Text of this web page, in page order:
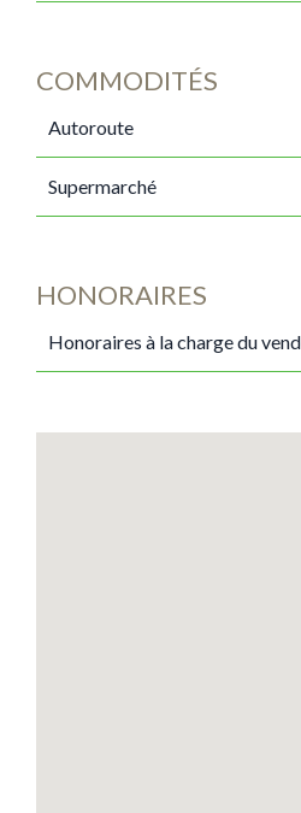
COMMODITÉS
Autoroute
Supermarché
HONORAIRES
Honoraires à la charge du